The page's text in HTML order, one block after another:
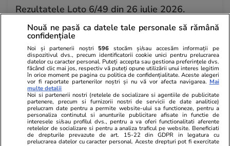
Rezultatele Loto 6/49 din 26 iulie 2026.
Numerele câștigătoare extrase duminică
Nouă ne pasă ca datele tale personale să rămână
confidențiale
Noi și partenerii noștri 596 stocăm și/sau accesăm informații pe
dispozitivul dvs., precum identificatorii cookie unici pentru prelucrarea
datelor cu caracter personal. Puteți accepta sau gestiona preferințele dvs.
făcând clic mai jos, respectiv vă puteți opune utilizării unui interes legitim
în orice moment pe pagina cu politica de confidențialitate. Aceste alegeri
vor fi raportate partenerilor noștri și nu vă vor afecta navigarea. Mai
multe detalii
Noi si partenerii nostri (retelele de socializare si agentiile de publicitate
partenere, precum si furnizorii nostri de servicii de date analitice)
prelucram date pentru a permite website-ului sa functioneze, pentru a
personaliza continutul si anunturile publicitare afisate in functie de
interesele si/sau profilul dvs., pentru a va oferi functionalitati aferente
retelelor de socializare si pentru a analiza traficul pe website. Beneficiati
de drepturile prevazute de art. 15-22 din GDPR in legatura cu
prelucrarea datelor cu caracter personal. Aceste drepturi pot fi exercitate